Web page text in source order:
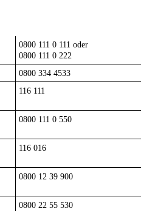
0800 111 0 111 oder
0800 111 0 222
0800 334 4533
116 111
0800 111 0 550
116 016
0800 12 39 900
0800 22 55 530